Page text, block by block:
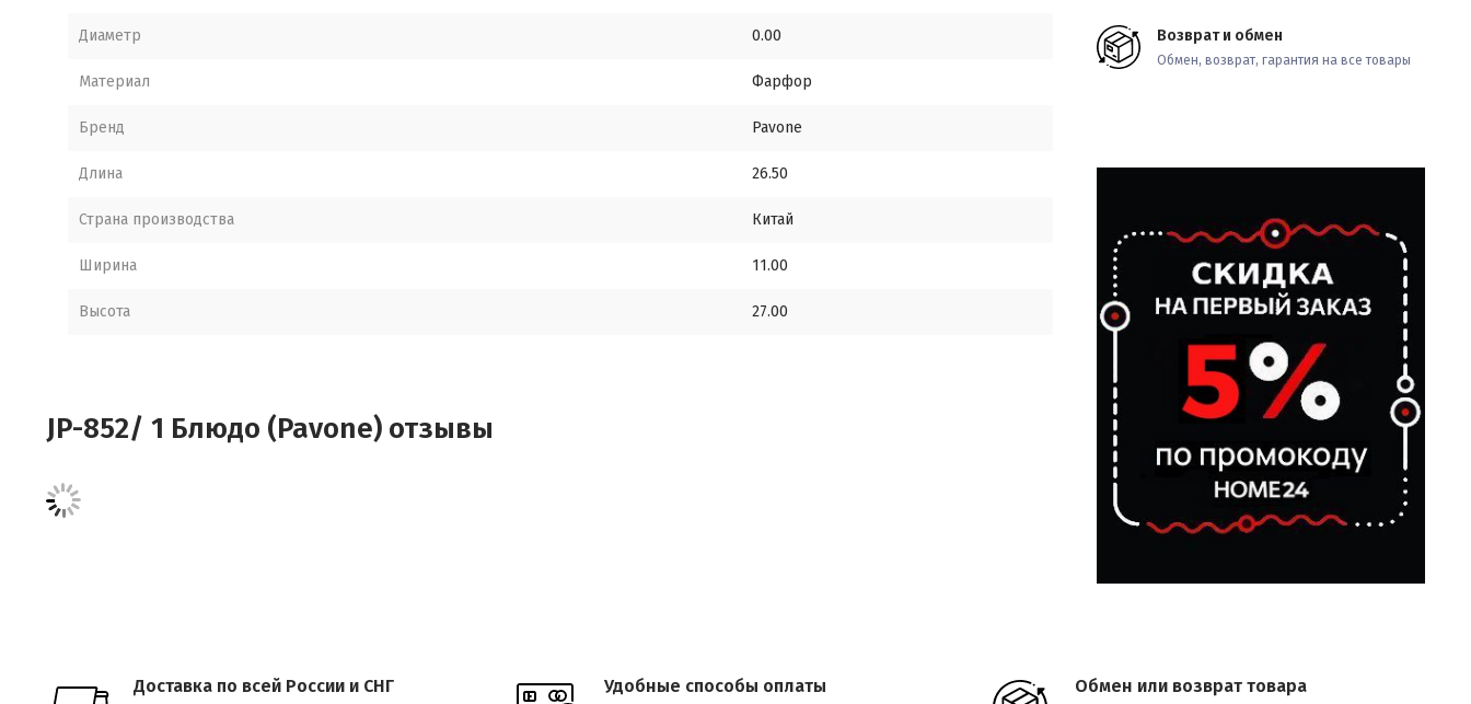
Возврат и обмен
Обмен, возврат, гарантия на все товары
Диаметр 0.00
Материал Фарфор
Бренд Pavone
Длина 26.50
Страна производства Китай
Ширина 11.00
Высота 27.00
JP-852/ 1 Блюдо (Pavone) отзывы
Доставка по всей России и СНГ Удобные способы оплаты Обмен или возврат товара